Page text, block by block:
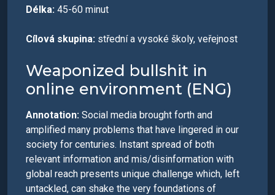
Délka: 45-60 minut
Cílová skupina: střední a vysoké školy, veřejnost
Weaponized bullshit in
online environment (ENG)
Annotation: Social media brought forth and
amplified many problems that have lingered in our
society for centuries. Instant spread of both
relevant information and mis/disinformation with
global reach presents unique challenge which, left
untackled, can shake the very foundations of